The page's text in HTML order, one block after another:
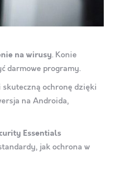
na wirusy. Konie
darmowe programy.
ochronę dzięki
na Androida,
Essentials
jak ochrona w